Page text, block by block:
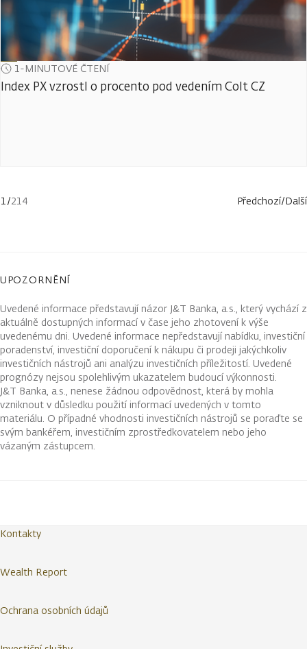
1-MINUTOVÉ ČTENÍ
Index PX vzrostl o procento pod vedením Colt CZ
1/214 Předchozí/Další
UPOZORNĚNÍ
Uvedené informace představují názor J&T Banka, a.s., který vychází z
aktuálně dostupných informací v čase jeho zhotovení k výše
uvedenému dni. Uvedené informace nepředstavují nabídku, investiční
poradenství, investiční doporučení k nákupu či prodeji jakýchkoliv
investičních nástrojů ani analýzu investičních příležitostí. Uvedené
prognózy nejsou spolehlivým ukazatelem budoucí výkonnosti.
J&T Banka, a.s., nenese žádnou odpovědnost, která by mohla
vzniknout v důsledku použití informací uvedených v tomto
materiálu. O případné vhodnosti investičních nástrojů se poraďte se
svým bankéřem, investičním zprostředkovatelem nebo jeho
vázaným zástupcem.
Kontakty
Wealth Report
Ochrana osobních údajů